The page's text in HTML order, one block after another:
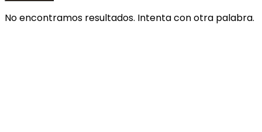
No encontramos resultados. Intenta con otra palabra.